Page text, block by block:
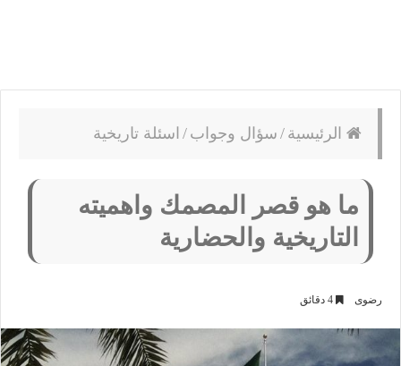
الرئيسية / سؤال وجواب / اسئلة تاريخية
ما هو قصر المصمك واهميته
التاريخية والحضارية
رضوى